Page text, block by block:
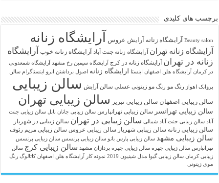
برچسب های کلیدی
Beauty salon آرايشگاه زنانه آرایش عروس آرایشگاه زنانه
آرایشگاه زنانه تهران آرایشگاه زنانه جنت آباد آرایشگاه زنانه خوب آرایشگاه
زنانه در تهران آرایشگاه زنانه در کرج آرایشگاه سیمین رخ مشهد
آرایشگاه شمعدونی
در کرمان آرایشگاه هلن اصفهان اینستا ارایشگاه زنانه اصول برداشتن ابرو اینستاگرام سالن
پروانک اهواز رنگ مو رنگ مو زیتونی عسلی سالن آرایش سالن زیبایی
سالن زیبایی اصفهان سالن زیبایی تبریز سالن زیبایی تهران
سالن زیبایی تهرانسر سالن زیبایی تهرانپارس سالن زیبایی جانان بابل سالن زیبایی جنت
آباد سالن زیبایی جنت آباد شمالی سالن زیبایی در تهران سالن زیبایی در شهریار
سالن زیبایی زنانه سالن زیبایی شهریار سالن زیبایی عروس سالن زیبایی مریم رئوف
سالن زیبایی مشهد سالن زیبایی پارس بانو سالن زیبایی پرنسس سالن زیبایی پرنسس
تهرانپارس سالن زیبایی چهره سالن زیبایی چهره پردازان مشهد سالن زیبایی کرج سالن
زیبایی کرمان سالن زیبایی گیوا مدل شینیون 2019 نمونه کار آرایشگاه هلن اصفهان کاتالوگ رنگ
موی زیتونی